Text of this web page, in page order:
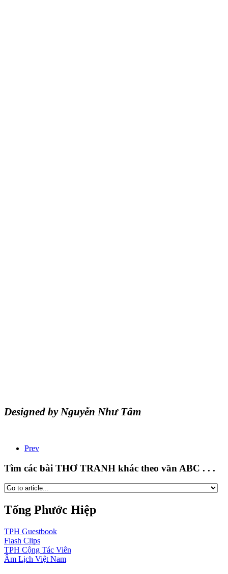
Designed by Nguyễn Như Tâm
Prev
Tìm các bài THƠ TRANH khác theo vần ABC . . .
Tống Phước Hiệp
TPH Guestbook
Flash Clips
TPH Cộng Tác Viên
Âm Lịch Việt Nam